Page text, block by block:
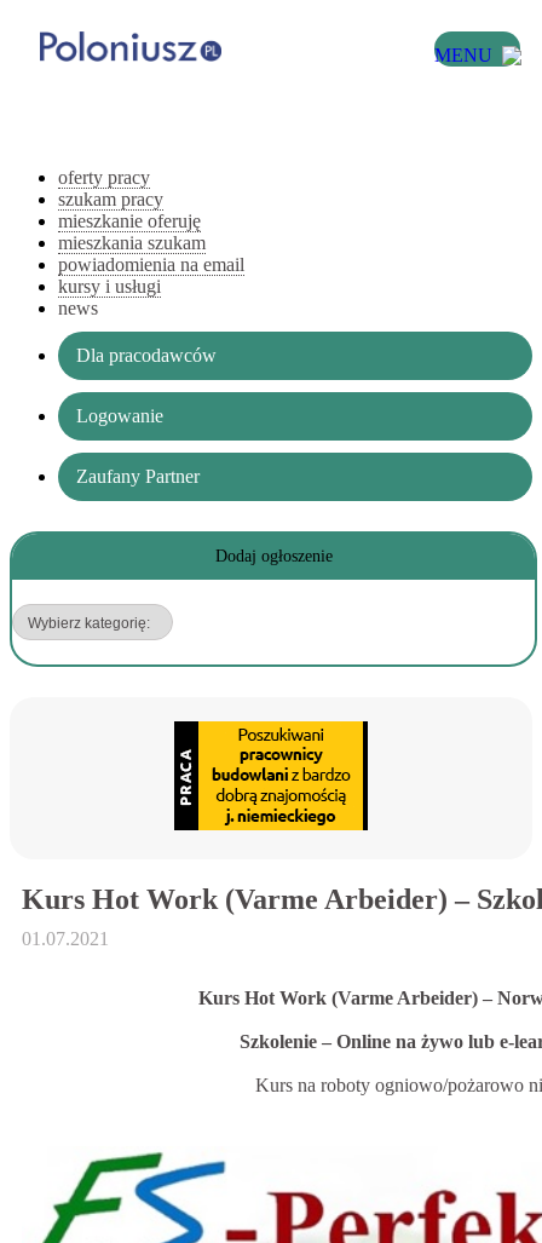
MENU
oferty pracy
szukam pracy
mieszkanie oferuję
mieszkania szukam
powiadomienia na email
kursy i usługi
news
Dla pracodawców
Logowanie
Zaufany Partner
Dodaj ogłoszenie
Kurs Hot Work (Varme Arbeider) –
01.07.2021
Kurs Hot Work (Varme Arbeider) –
Szkolenie – Online na żywo lub e-
Kurs na roboty ogniowo/pożarowo